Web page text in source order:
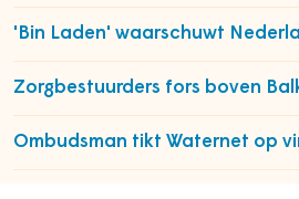
'Bin Laden' waarschuwt
Zorgbestuurders fors boven
Ombudsman tikt Waternet op